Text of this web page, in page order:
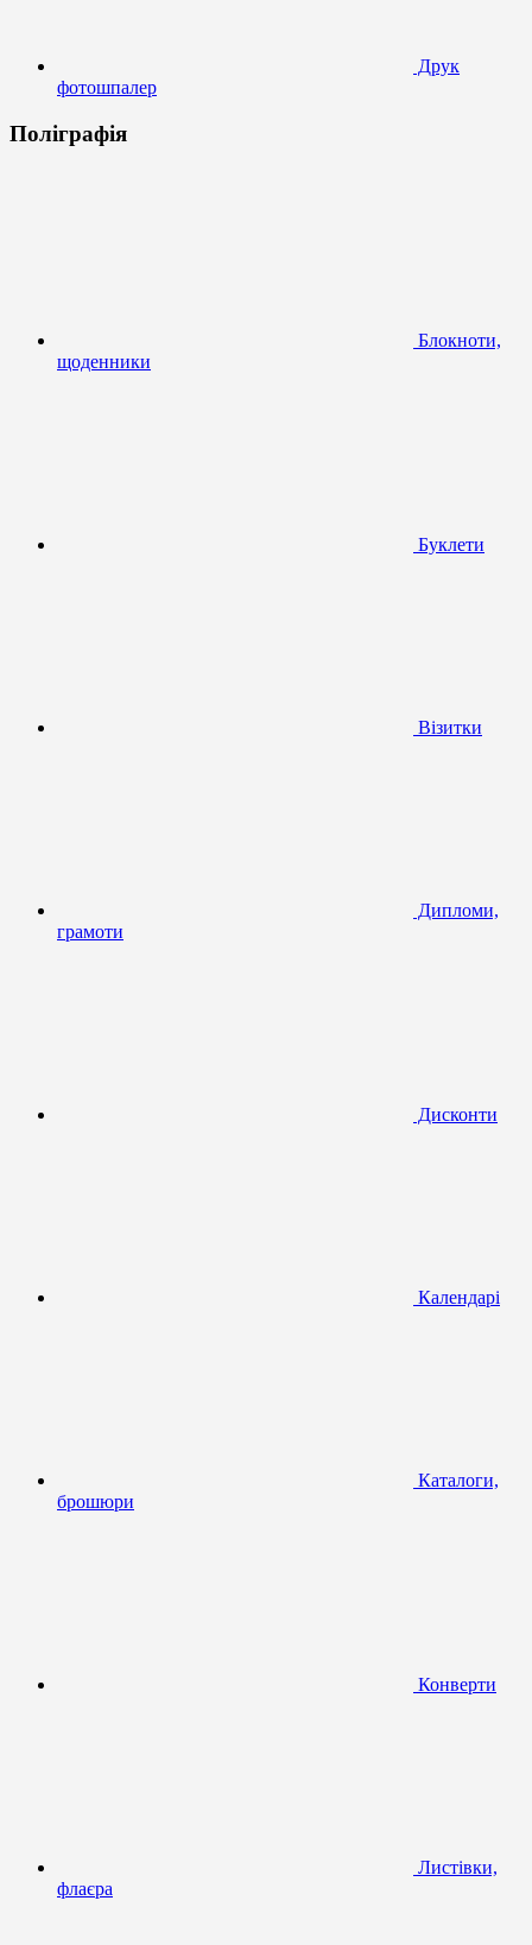
Друк
фотошпалер
Поліграфія
Блокноти,
щоденники
Буклети
Візитки
Дипломи,
грамоти
Дисконти
Календарі
Каталоги,
брошюри
Конверти
Листівки,
флаєра